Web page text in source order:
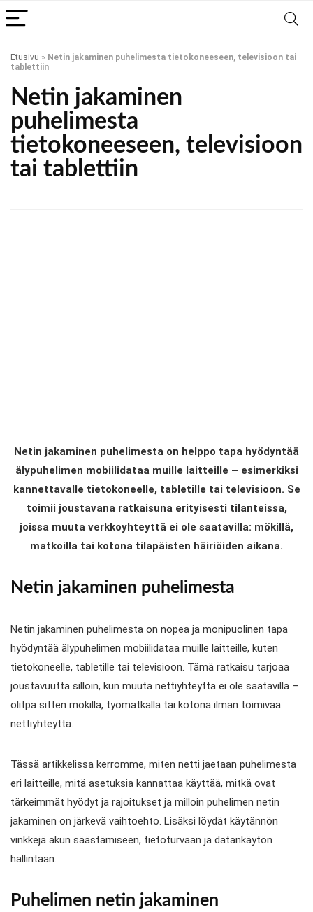
Etusivu » Netin jakaminen puhelimesta tietokoneeseen, televisioon tai
tablettiin
Netin jakaminen
puhelimesta
tietokoneeseen, televisioon
tai tablettiin
Netin jakaminen puhelimesta on helppo tapa hyödyntää
älypuhelimen mobiilidataa muille laitteille – esimerkiksi
kannettavalle tietokoneelle, tabletille tai televisioon. Se
toimii joustavana ratkaisuna erityisesti tilanteissa,
joissa muuta verkkoyhteyttä ei ole saatavilla: mökillä,
matkoilla tai kotona tilapäisten häiriöiden aikana.
Netin jakaminen puhelimesta
Netin jakaminen puhelimesta on nopea ja monipuolinen tapa
hyödyntää älypuhelimen mobiilidataa muille laitteille, kuten
tietokoneelle, tabletille tai televisioon. Tämä ratkaisu tarjoaa
joustavuutta silloin, kun muuta nettiyhteyttä ei ole saatavilla –
olitpa sitten mökillä, työmatkalla tai kotona ilman toimivaa
nettiyhteyttä.
Tässä artikkelissa kerromme, miten netti jaetaan puhelimesta
eri laitteille, mitä asetuksia kannattaa käyttää, mitkä ovat
tärkeimmät hyödyt ja rajoitukset ja milloin puhelimen netin
jakaminen on järkevä vaihtoehto. Lisäksi löydät käytännön
vinkkejä akun säästämiseen, tietoturvaan ja datankäytön
hallintaan.
Puhelimen netin jakaminen